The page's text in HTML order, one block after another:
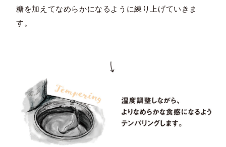
糖を加えてなめらかになるように練り上げていきま
す。